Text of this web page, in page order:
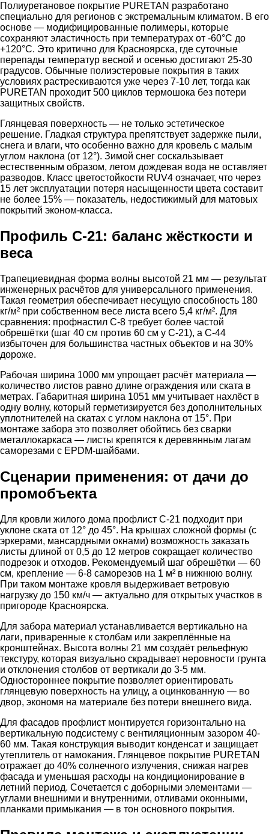
Полиуретановое покрытие PURETAN разработано
специально для регионов с экстремальным климатом. В его
основе — модифицированные полимеры, которые
сохраняют эластичность при температурах от -60°C до
+120°C. Это критично для Красноярска, где суточные
перепады температур весной и осенью достигают 25-30
градусов. Обычные полиэстеровые покрытия в таких
условиях растрескиваются уже через 7-10 лет, тогда как
PURETAN проходит 500 циклов термошока без потери
защитных свойств.
Глянцевая поверхность — не только эстетическое
решение. Гладкая структура препятствует задержке пыли,
снега и влаги, что особенно важно для кровель с малым
углом наклона (от 12°). Зимой снег соскальзывает
естественным образом, летом дождевая вода не оставляет
разводов. Класс цветостойкости RUV4 означает, что через
15 лет эксплуатации потеря насыщенности цвета составит
не более 15% — показатель, недостижимый для матовых
покрытий эконом-класса.
Профиль С-21: баланс жёсткости и
веса
Трапециевидная форма волны высотой 21 мм — результат
инженерных расчётов для универсального применения.
Такая геометрия обеспечивает несущую способность 180
кг/м² при собственном весе листа всего 5,4 кг/м². Для
сравнения: профнастил С-8 требует более частой
обрешётки (шаг 40 см против 60 см у С-21), а С-44
избыточен для большинства частных объектов и на 30%
дороже.
Рабочая ширина 1000 мм упрощает расчёт материала —
количество листов равно длине ограждения или ската в
метрах. Габаритная ширина 1051 мм учитывает нахлёст в
одну волну, который герметизируется без дополнительных
уплотнителей на скатах с углом наклона от 15°. При
монтаже забора это позволяет обойтись без сварки
металлокаркаса — листы крепятся к деревянным лагам
саморезами с EPDM-шайбами.
Сценарии применения: от дачи до
промобъекта
Для кровли жилого дома профлист С-21 подходит при
уклоне ската от 12° до 45°. На крышах сложной формы (с
эркерами, мансардными окнами) возможность заказать
листы длиной от 0,5 до 12 метров сокращает количество
подрезок и отходов. Рекомендуемый шаг обрешётки — 60
см, крепление — 6-8 саморезов на 1 м² в нижнюю волну.
При таком монтаже кровля выдерживает ветровую
нагрузку до 150 км/ч — актуально для открытых участков в
пригороде Красноярска.
Для забора материал устанавливается вертикально на
лаги, приваренные к столбам или закреплённые на
кронштейнах. Высота волны 21 мм создаёт рельефную
текстуру, которая визуально скрадывает неровности грунта
и отклонения столбов от вертикали до 3-5 мм.
Одностороннее покрытие позволяет ориентировать
глянцевую поверхность на улицу, а оцинкованную — во
двор, экономя на материале без потери внешнего вида.
Для фасадов профлист монтируется горизонтально на
вертикальную подсистему с вентиляционным зазором 40-
60 мм. Такая конструкция выводит конденсат и защищает
утеплитель от намокания. Глянцевое покрытие PURETAN
отражает до 40% солнечного излучения, снижая нагрев
фасада и уменьшая расходы на кондиционирование в
летний период. Сочетается с доборными элементами —
углами внешними и внутренними, отливами оконными,
планками примыкания — в тон основного покрытия.